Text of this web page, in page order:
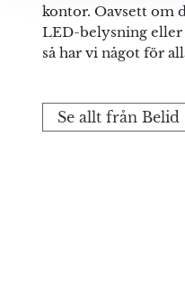
kontor. Oavsett om
LED-belysning eller
så har vi något för
Se allt från Belid